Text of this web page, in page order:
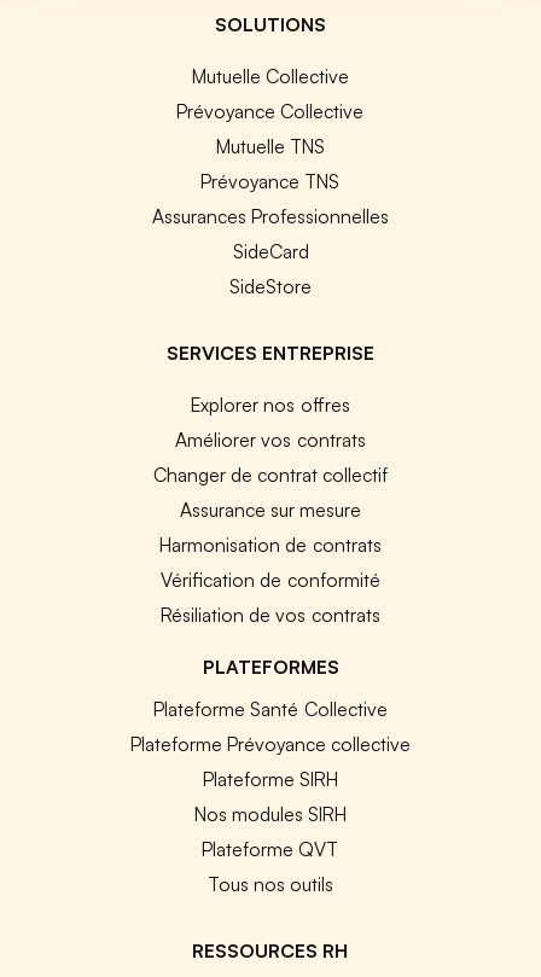
SOLUTIONS
Mutuelle Collective
Prévoyance Collective
Mutuelle TNS
Prévoyance TNS
Assurances Professionnelles
SideCard
SideStore
SERVICES ENTREPRISE
Explorer nos offres
Améliorer vos contrats
Changer de contrat collectif
Assurance sur mesure
Harmonisation de contrats
Vérification de conformité
Résiliation de vos contrats
PLATEFORMES
Plateforme Santé Collective
Plateforme Prévoyance collective
Plateforme SIRH
Nos modules SIRH
Plateforme QVT
Tous nos outils
RESSOURCES RH